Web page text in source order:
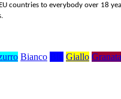
countries to everybody over 18
Bianco Giallo Granata